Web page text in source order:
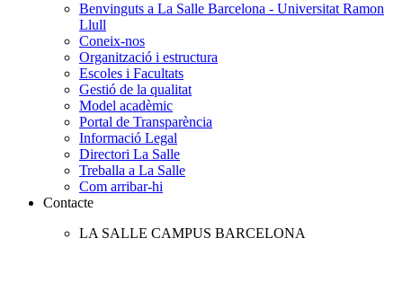
Benvinguts a La Salle Barcelona - Universitat Ramon
Llull
Coneix-nos
Organització i estructura
Escoles i Facultats
Gestió de la qualitat
Model acadèmic
Portal de Transparència
Informació Legal
Directori La Salle
Treballa a La Salle
Com arribar-hi
Contacte
LA SALLE CAMPUS BARCELONA